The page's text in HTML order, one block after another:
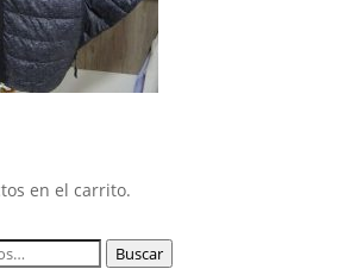
en el carrito.
Buscar